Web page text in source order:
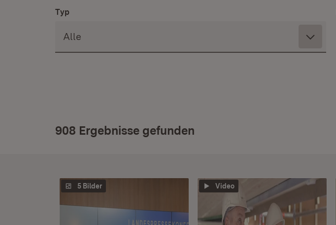
Typ
908 Ergebnisse gefunden
5 Bilder Video